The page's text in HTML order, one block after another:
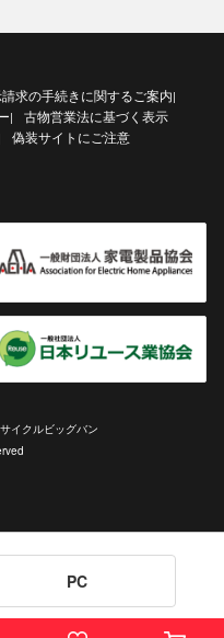
求の手続きに関するご案内|
|
古物営業法に基づく表示
偽装サイトにご注意
イクルビッグバン
PC